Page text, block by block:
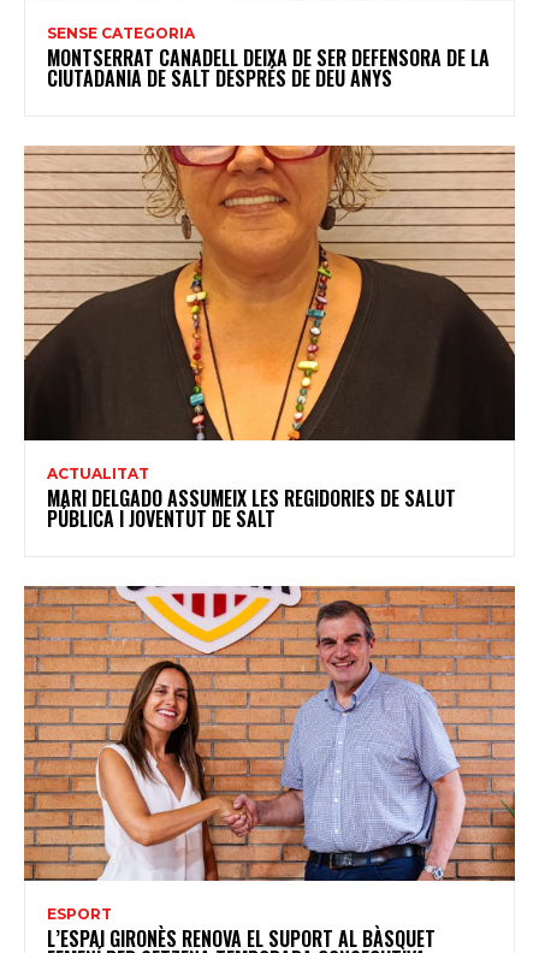
SENSE CATEGORIA
MONTSERRAT CANADELL DEIXA DE SER DEFENSORA DE LA
CIUTADANIA DE SALT DESPRÉS DE DEU ANYS
ACTUALITAT
MARI DELGADO ASSUMEIX LES REGIDORIES DE SALUT
PÚBLICA I JOVENTUT DE SALT
ESPORT
L’ESPAI GIRONÈS RENOVA EL SUPORT AL BÀSQUET